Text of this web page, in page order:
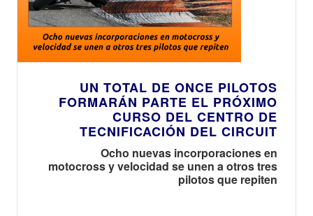
UN TOTAL DE ONCE PILOTOS
FORMARÁN PARTE EL PRÓXIMO
CURSO DEL CENTRO DE
TECNIFICACIÓN DEL CIRCUIT
Ocho nuevas incorporaciones en
motocross y velocidad se unen a otros tres
pilotos que repiten